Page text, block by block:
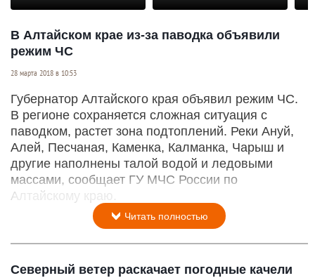
В Алтайском крае из-за паводка объявили
режим ЧС
28 марта 2018 в 10:53
Губернатор Алтайского края объявил режим ЧС.
В регионе сохраняется сложная ситуация с
паводком, растет зона подтоплений. Реки Ануй,
Алей, Песчаная, Каменка, Калманка, Чарыш и
другие наполнены талой водой и ледовыми
массами, сообщает ГУ МЧС России по
Алтайскому краю.
Читать полностью
Северный ветер раскачает погодные качели